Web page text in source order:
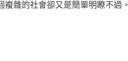
複雜的社會卻又是簡單明瞭不過。